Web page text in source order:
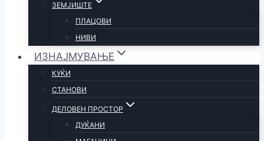
ЗЕМЈИШТЕ
ПЛАЦОВИ
НИВИ
ИЗНАЈМУВАЊЕ
КУЌИ
СТАНОВИ
ДЕЛОВЕН ПРОСТОР
ДУЌАНИ